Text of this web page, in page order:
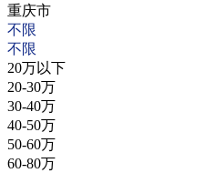
重庆市
不限
不限
20万以下
20-30万
30-40万
40-50万
50-60万
60-80万